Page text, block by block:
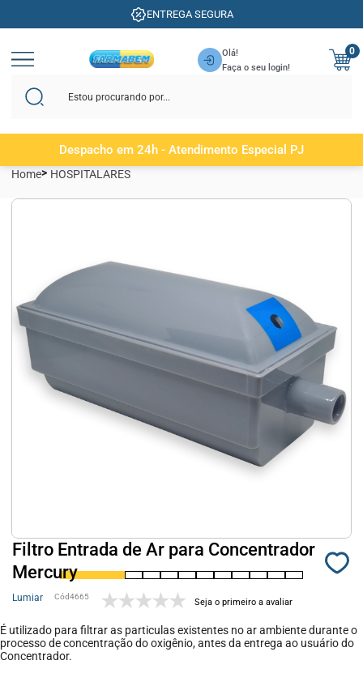
ENTREGA SEGURA
Olá!
Faça o seu login!
0
Despacho em 24h - Atendimento Especial PJ
Home HOSPITALARES
Filtro Entrada de Ar para Concentrador
Mercury
Lumiar 4665 Seja o primeiro a avaliar
É utilizado para filtrar as particulas existentes no ar ambiente durante o
processo de concentração do oxigênio, antes da entrega ao usuário do
Concentrador.